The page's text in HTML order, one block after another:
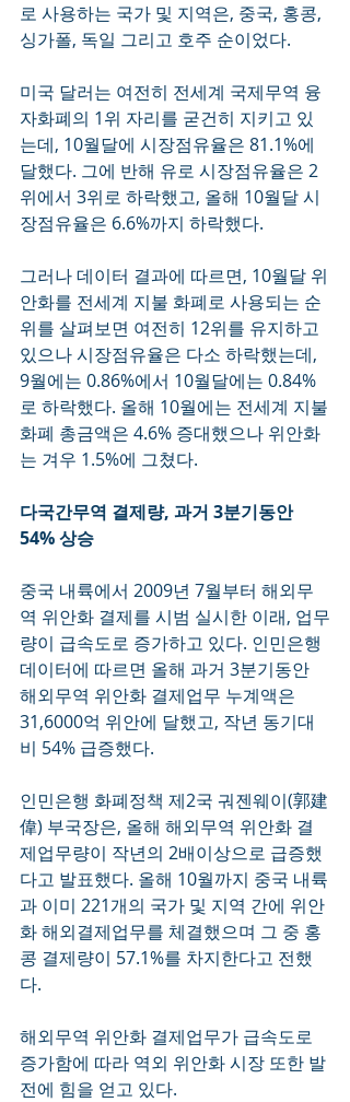
로 사용하는 국가 및 지역은, 중국, 홍콩,
싱가폴, 독일 그리고 호주 순이었다.
미국 달러는 여전히 전세계 국제무역 융
자화폐의 1위 자리를 굳건히 지키고 있
는데, 10월달에 시장점유율은 81.1%에
달했다. 그에 반해 유로 시장점유율은 2
위에서 3위로 하락했고, 올해 10월달 시
장점유율은 6.6%까지 하락했다.
그러나 데이터 결과에 따르면, 10월달 위
안화를 전세계 지불 화폐로 사용되는 순
위를 살펴보면 여전히 12위를 유지하고
있으나 시장점유율은 다소 하락했는데,
9월에는 0.86%에서 10월달에는 0.84%
로 하락했다. 올해 10월에는 전세계 지불
화폐 총금액은 4.6% 증대했으나 위안화
는 겨우 1.5%에 그쳤다.
다국간무역 결제량, 과거 3분기동안
54% 상승
중국 내륙에서 2009년 7월부터 해외무
역 위안화 결제를 시범 실시한 이래, 업무
량이 급속도로 증가하고 있다. 인민은행
데이터에 따르면 올해 과거 3분기동안
해외무역 위안화 결제업무 누계액은
31,6000억 위안에 달했고, 작년 동기대
비 54% 급증했다.
인민은행 화폐정책 제2국 궈젠웨이(郭建
偉) 부국장은, 올해 해외무역 위안화 결
제업무량이 작년의 2배이상으로 급증했
다고 발표했다. 올해 10월까지 중국 내륙
과 이미 221개의 국가 및 지역 간에 위안
화 해외결제업무를 체결했으며 그 중 홍
콩 결제량이 57.1%를 차지한다고 전했
다.
해외무역 위안화 결제업무가 급속도로
증가함에 따라 역외 위안화 시장 또한 발
전에 힘을 얻고 있다.